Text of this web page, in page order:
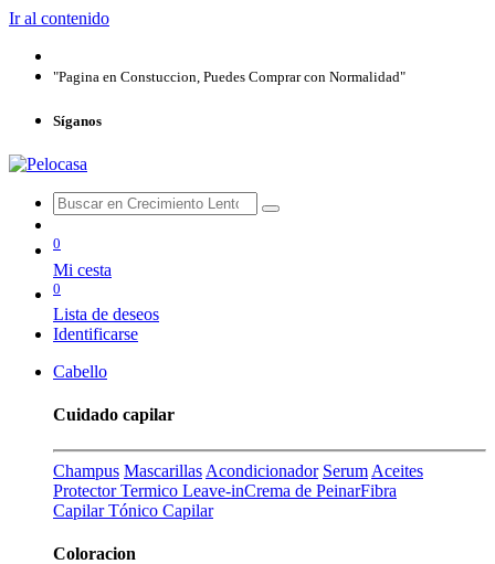
Ir al contenido
"Pagina en Constuccion, Puedes Comprar con Normalidad"
Síganos
0
Mi cesta
0
Lista de deseos
Identificarse
Cabello
Cuidado capilar
Champus Mascarillas Acondicionador Serum Aceites
Protector Termico Leave-inCrema de PeinarFibra
CapilarTónico Capilar
Coloracion